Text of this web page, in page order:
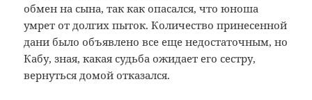
обмен на сына, так как опасался, что юноша
умрет от долгих пыток. Количество принесенной
дани было объявлено все еще недостаточным, но
Кабу, зная, какая судьба ожидает его сестру,
вернуться домой отказался.